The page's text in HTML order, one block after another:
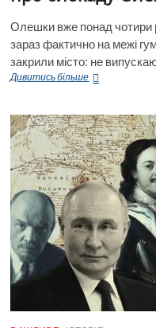
Олешки вже понад чотири
зараз фактично на межі
закрили місто: не
Дивитись більшеСотні
загиблих
і
поранених
–
кричать
про
блокаду
Олешок